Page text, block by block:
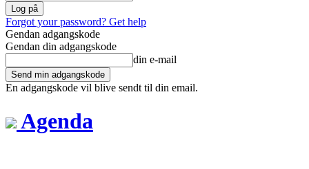
Forgot your password? Get help
Gendan adgangskode
Gendan din adgangskode
din e-mail
En adgangskode vil blive sendt til din email.
Agenda